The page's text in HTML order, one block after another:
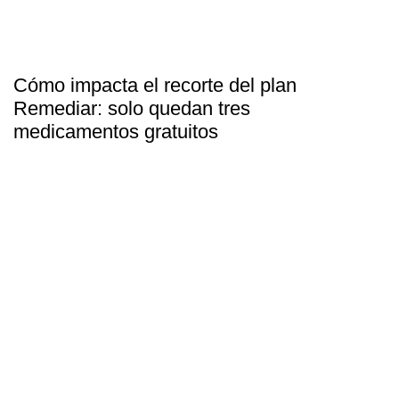
Cómo impacta el recorte del plan
Remediar: solo quedan tres
medicamentos gratuitos